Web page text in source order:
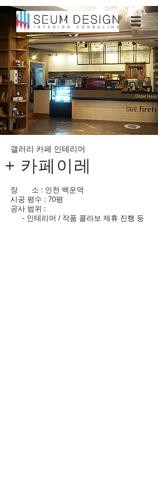
갤러리 카페 인테리어
+ 카페이레
장 소 : 인천 백운역
시공 평수 : 70평
공사 범위 :
- 인테리어 / 작품 콜라보 제휴 진행 등